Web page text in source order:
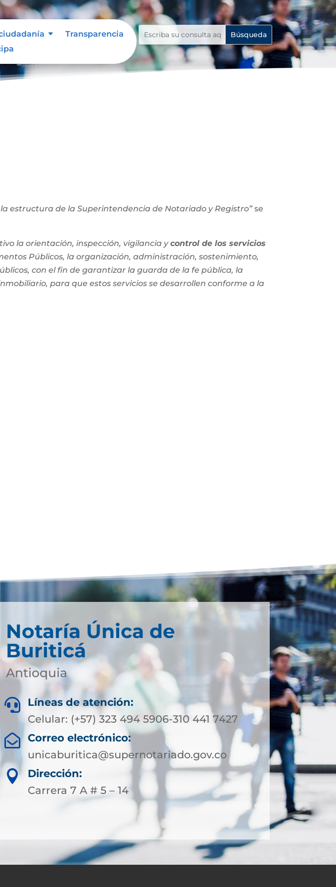
Transparencia
estructura de la Superintendencia de Notariado y Registro” se
la orientación, inspección, vigilancia ycontrol de los servicios
Públicos, la organización, administración, sostenimiento,
con el fin de garantizar la guarda de la fe pública, la
para que estos servicios se desarrollen conforme a la
Notaría Única de
Buriticá
Antioquia

Líneas de atención:
Celular: (+57) 323 494 5906-310 441 7427

Correo electrónico:
unicaburitica@supernotariado.gov.co

Dirección:
Carrera 7 A # 5 – 14